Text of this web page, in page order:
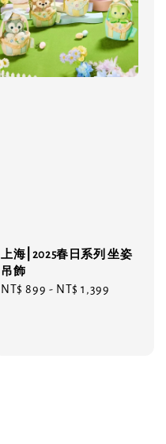
上海⎮2025春日系列 坐姿
吊飾
Regular
NT$ 899 - NT$ 1,399